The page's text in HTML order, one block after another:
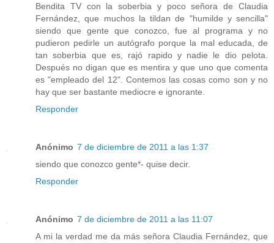
Bendita TV con la soberbia y poco señora de Claudia
Fernández, que muchos la tildan de "humilde y sencilla"
siendo que gente que conozco, fue al programa y no
pudieron pedirle un autógrafo porque la mal educada, de
tan soberbia que es, rajó rapido y nadie le dio pelota.
Después no digan que es mentira y que uno que comenta
es "empleado del 12". Contemos las cosas como son y no
hay que ser bastante mediocre e ignorante.
Responder
Anónimo 7 de diciembre de 2011 a las 1:37
siendo que conozco gente*- quise decir.
Responder
Anónimo 7 de diciembre de 2011 a las 11:07
A mi la verdad me da más señora Claudia Fernández, que